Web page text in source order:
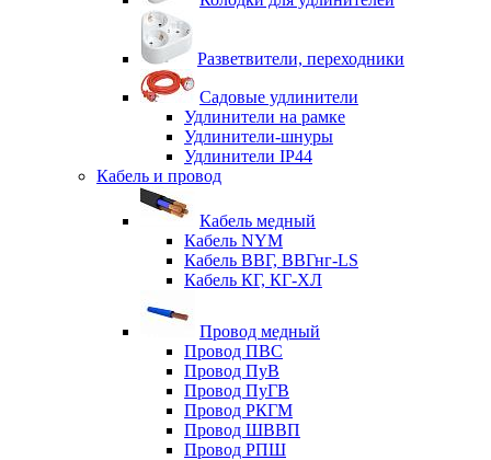
Разветвители, переходники
Садовые удлинители
Удлинители на рамке
Удлинители-шнуры
Удлинители IP44
Кабель и провод
Кабель медный
Кабель NYM
Кабель ВВГ, ВВГнг-LS
Кабель КГ, КГ-ХЛ
Провод медный
Провод ПВС
Провод ПуВ
Провод ПуГВ
Провод РКГМ
Провод ШВВП
Провод РПШ